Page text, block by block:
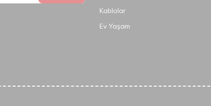
Kablolar
Ev Yaşam